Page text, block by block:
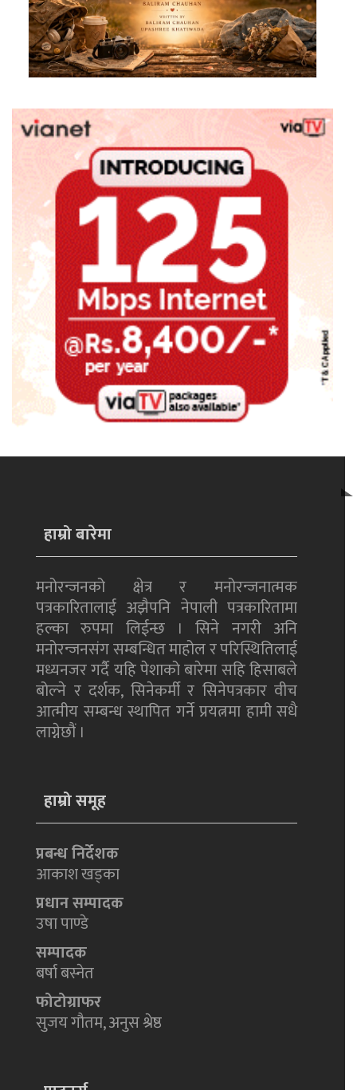
हाम्रो बारेमा
मनोरन्जनको क्षेत्र र मनोरन्जनात्मक
पत्रकारितालाई अझैपनि नेपाली पत्रकारितामा
हल्का रुपमा लिईन्छ । सिने नगरी अनि
मनोरन्जनसंग सम्बन्धित माहोल र परिस्थितिलाई
मध्यनजर गर्दै यहि पेशाको बारेमा सहि हिसाबले
बोल्ने र दर्शक, सिनेकर्मी र सिनेपत्रकार वीच
आत्मीय सम्बन्ध स्थापित गर्ने प्रयत्नमा हामी सधै
लाग्नेछौं ।
हाम्रो समूह
प्रबन्ध निर्देशक
आकाश खड्का
प्रधान सम्पादक
उषा पाण्डे
सम्पादक
बर्षा बस्नेत
फोटोग्राफर
सुजय गौतम, अनुस श्रेष्ठ